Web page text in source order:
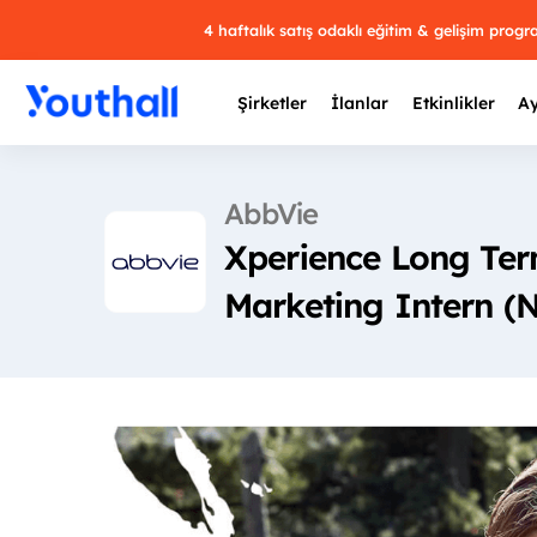
4 haftalık satış odaklı eğitim & gelişim
Şirketler İlanlar Etkinlikler
29
AbbVie
Xperience Long
Marketing Intern